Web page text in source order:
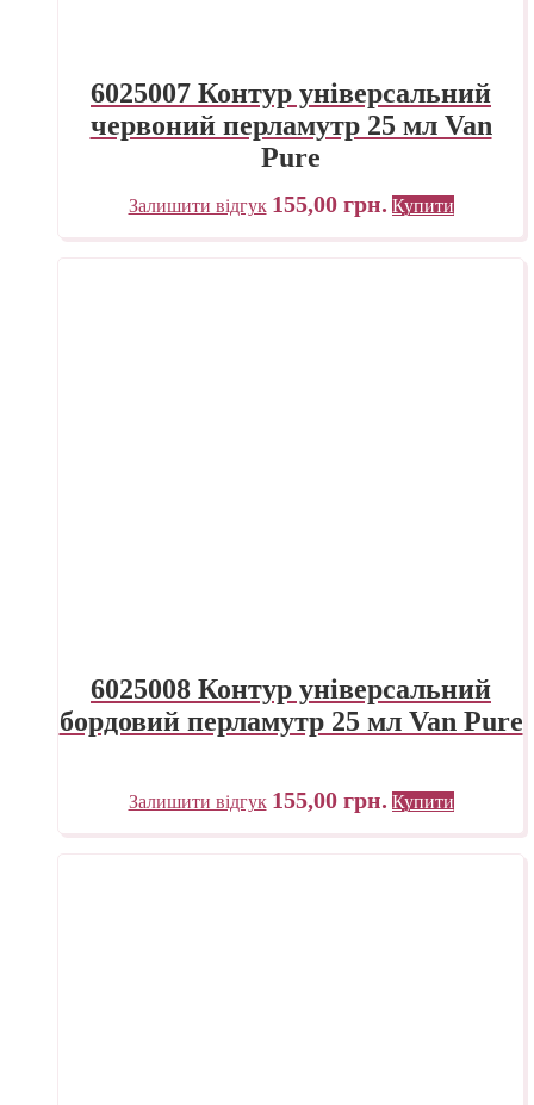
6025007 Контур універсальний
червоний перламутр 25 мл Van
Pure
Залишити відгук 155,00 грн. Купити
6025008 Контур універсальний
бордовий перламутр 25 мл Van Pure
Залишити відгук 155,00 грн. Купити